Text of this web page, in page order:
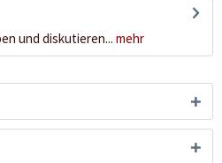
und diskutieren... mehr